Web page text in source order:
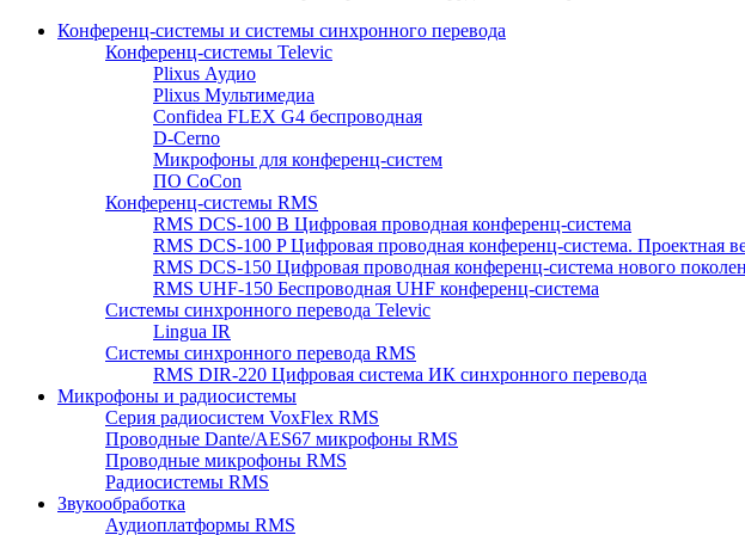
Конференц-системы и системы синхронного перевода
Конференц-системы Televic
Plixus Аудио
Plixus Мультимедиа
Confidea FLEX G4 беспроводная
D-Cerno
Микрофоны для конференц-систем
ПО CoCon
Конференц-системы RMS
RMS DCS-100 B Цифровая проводная конференц-система
RMS DCS-100 P Цифровая проводная конференц-система. Проектная
RMS DCS-150 Цифровая проводная конференц-система нового
RMS UHF-150 Беспроводная UHF конференц-система
Системы синхронного перевода Televic
Lingua IR
Системы синхронного перевода RMS
RMS DIR-220 Цифровая система ИК синхронного перевода
Микрофоны и радиосистемы
Серия радиосистем VoxFlex RMS
Проводные Dante/AES67 микрофоны RMS
Проводные микрофоны RMS
Радиосистемы RMS
Звукообработка
Аудиоплатформы RMS